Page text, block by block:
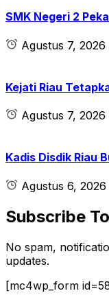
SMK Negeri 2
Agustus 7, 2026
Kejati Riau
Agustus 7, 2026
Kadis Disdik Riau
Agustus 6, 2026
Subscribe
No spam,
updates.
[mc4wp_form